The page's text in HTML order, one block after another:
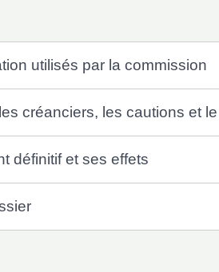
utilisés par la commission
créanciers, les cautions et
définitif et ses effets